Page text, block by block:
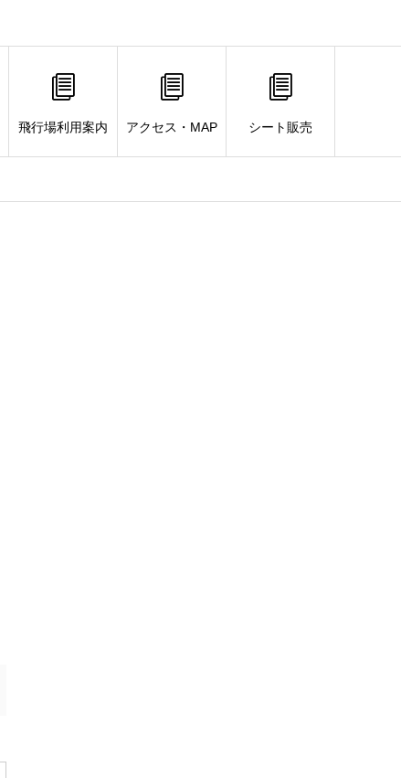
飛行場利用案内 アクセス・MAP シート販売